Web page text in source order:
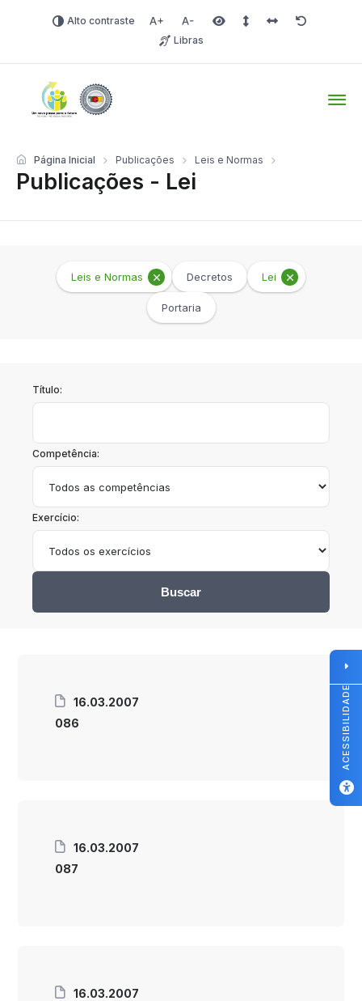
Alto contraste Aumentar fonte
Diminuir fonteÁrea selecionada
Espaçamento de linha
Espaço dos
Redefinir
Libras
Publicações - Lei
Página Inicial Publicações Leis e Normas
Leis e Normas Decretos Lei
Portaria
Título:
Competência:
Exercício:
Buscar
16.03.2007
086
16.03.2007
087
16.03.2007
ACESSIBILIDADE